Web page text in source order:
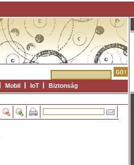
Mobil IoT Biztonság